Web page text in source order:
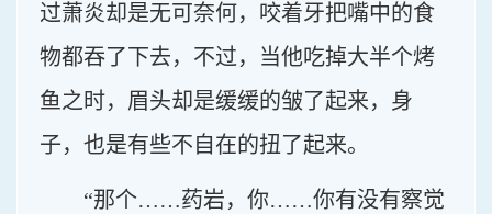
过萧炎却是无可奈何，咬着牙把嘴中的食
物都吞了下去，不过，当他吃掉大半个烤
鱼之时，眉头却是缓缓的皱了起来，身
子，也是有些不自在的扭了起来。
“那个……药岩，你……你有没有察觉